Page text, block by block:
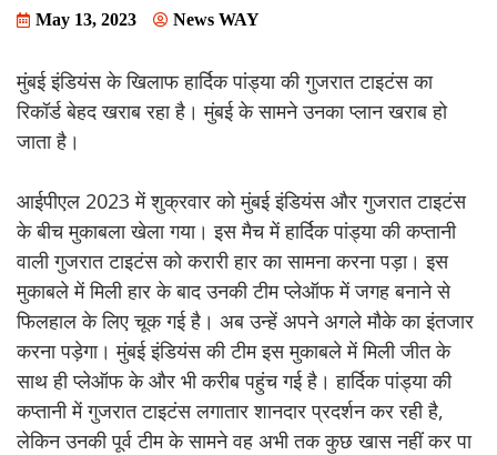
May 13, 2023 News WAY
मुंबई इंडियंस के खिलाफ हार्दिक पांड्या की गुजरात टाइटंस का
रिकॉर्ड बेहद खराब रहा है। मुंबई के सामने उनका प्लान खराब हो
जाता है।
आईपीएल 2023 में शुक्रवार को मुंबई इंडियंस और गुजरात टाइटंस
के बीच मुकाबला खेला गया। इस मैच में हार्दिक पांड्या की कप्तानी
वाली गुजरात टाइटंस को करारी हार का सामना करना पड़ा। इस
मुकाबले में मिली हार के बाद उनकी टीम प्लेऑफ में जगह बनाने से
फिलहाल के लिए चूक गई है। अब उन्हें अपने अगले मौके का इंतजार
करना पड़ेगा। मुंबई इंडियंस की टीम इस मुकाबले में मिली जीत के
साथ ही प्लेऑफ के और भी करीब पहुंच गई है। हार्दिक पांड्या की
कप्तानी में गुजरात टाइटंस लगातार शानदार प्रदर्शन कर रही है,
लेकिन उनकी पूर्व टीम के सामने वह अभी तक कुछ खास नहीं कर पा